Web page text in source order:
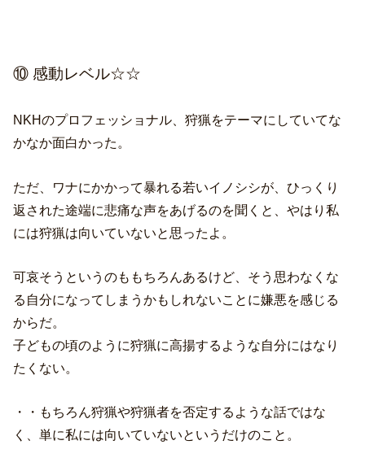
⑩ 感動レベル☆☆
NKHのプロフェッショナル、狩猟をテーマにしていてな
かなか面白かった。
ただ、ワナにかかって暴れる若いイノシシが、ひっくり
返された途端に悲痛な声をあげるのを聞くと、やはり私
には狩猟は向いていないと思ったよ。
可哀そうというのももちろんあるけど、そう思わなくな
る自分になってしまうかもしれないことに嫌悪を感じる
からだ。
子どもの頃のように狩猟に高揚するような自分にはなり
たくない。
・・もちろん狩猟や狩猟者を否定するような話ではな
く、単に私には向いていないというだけのこと。